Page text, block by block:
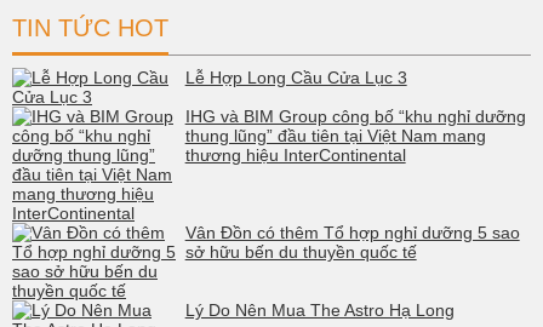
TIN TỨC HOT
Lễ Hợp Long Cầu Cửa Lục 3
IHG và BIM Group công bố “khu nghỉ dưỡng
thung lũng” đầu tiên tại Việt Nam mang
thương hiệu InterContinental
Vân Đồn có thêm Tổ hợp nghỉ dưỡng 5 sao
sở hữu bến du thuyền quốc tế
Lý Do Nên Mua The Astro Hạ Long